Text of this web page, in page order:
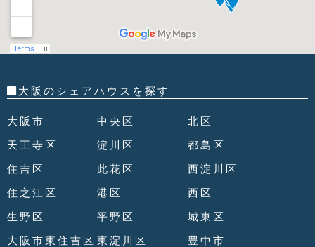
大阪のシェアハウスを探す
大阪市 中央区
北区
天王寺区
淀川区
都島区
住吉区
此花区
西淀川区
住之江区
港区
西区
生野区
平野区
城東区
大阪市東住吉区 東淀川区
豊中市